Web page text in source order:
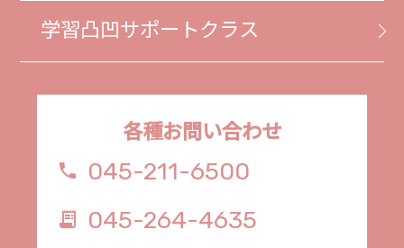
2025.10.03
お子様がゲームにくぎづけな時…ありません
『 不登校と発達障がい ～第３回～ 』親カフ
学習凸凹サポートクラス
各種お問い合わせ
phone 045-211-6500
receipt_long 045-264-4635